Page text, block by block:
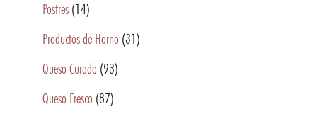
Postres (14)
Productos de Horno (31)
Queso Curado (93)
Queso Fresco (87)